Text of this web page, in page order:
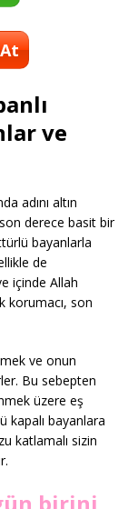
ve
adını altın
derece basit bir
bayanlarla
de
içinde Allah
korumacı, son
ve onun
Bu sebepten
üzere eş
kapalı bayanlara
katlamalı sizin